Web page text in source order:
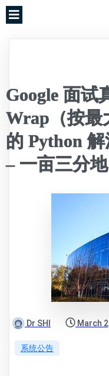
Google 面试
Wrap（按最
的 Python
– 一亩三分
Dr SHI March
系统公告